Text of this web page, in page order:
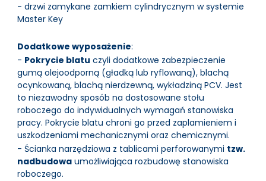
- drzwi zamykane zamkiem cylindrycznym w systemie
Master Key
Dodatkowe wyposażenie:
- Pokrycie blatu czyli dodatkowe zabezpieczenie
gumą olejoodporną (gładką lub ryflowaną), blachą
ocynkowaną, blachą nierdzewną, wykładziną PCV. Jest
to niezawodny sposób na dostosowane stołu
roboczego do indywidualnych wymagań stanowiska
pracy. Pokrycie blatu chroni go przed zaplamieniem i
uszkodzeniami mechanicznymi oraz chemicznymi.
- Ścianka narzędziowa z tablicami perforowanymi tzw.
nadbudowa umożliwiająca rozbudowę stanowiska
roboczego.